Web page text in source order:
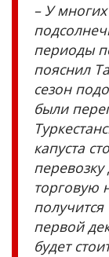
– У многих
периоды
пояснил
сезон
были
капуста
торговую
первой
будет